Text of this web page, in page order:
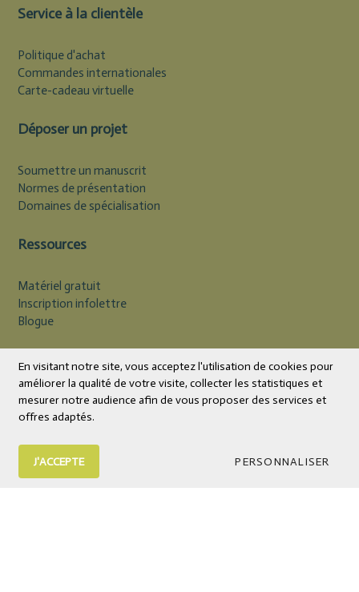
Service à la clientèle
Politique d'achat
Commandes internationales
Carte-cadeau virtuelle
Déposer un projet
Soumettre un manuscrit
Normes de présentation
Domaines de spécialisation
Ressources
Matériel gratuit
Inscription infolettre
Blogue
© 2026 Éditions Midi Trente | Livres et outils psychoéducatifs
En visitant notre site, vous acceptez l'utilisation de cookies pour
améliorer la qualité de votre visite, collecter les statistiques et
mesurer notre audience afin de vous proposer des services et
offres adaptés.
J'ACCEPTE PERSONNALISER